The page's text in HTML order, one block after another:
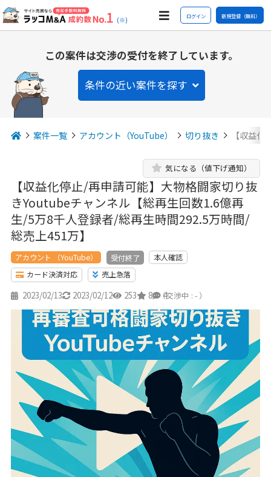
(※) ログイン 新規登録（無料）
この案件は交渉の受付を終了しています。
条件の近い案件を探す
案件一覧 アカウント（YouTube） 切り抜き 【収益
【収益化停止/再申請可能】大物格闘家切り抜
きYoutubeチャンネル【総再生回数1.6億再
生/5万8千人登録者/総再生時間292.5万時間/
総売上451万】
気になる（値下げ通知）
アカウント （YouTube） 受付終了
本人確認
カード決済対応
売上急落
2023/02/13 2023/02/12 253 8 4
（交渉中 : - ）